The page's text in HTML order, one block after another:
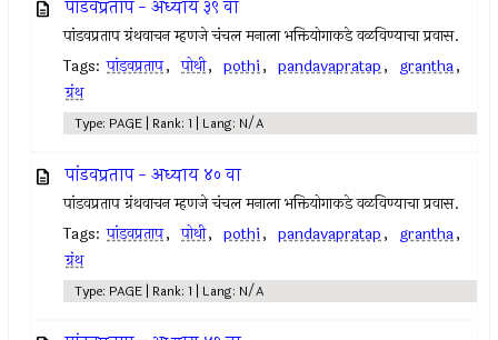
पांडवप्रताप - अध्याय ३९ वा
पांडवप्रताप ग्रंथवाचन म्हणजे चंचल मनाला भक्तियोगाकडे वळविण्याचा प्रवास.
Tags: पांडवप्रताप, पोथी, pothi, pandavapratap, grantha,
ग्रंथ
Type: PAGE | Rank: 1 | Lang: N/A
पांडवप्रताप - अध्याय ४० वा
पांडवप्रताप ग्रंथवाचन म्हणजे चंचल मनाला भक्तियोगाकडे वळविण्याचा प्रवास.
Tags: पांडवप्रताप, पोथी, pothi, pandavapratap, grantha,
ग्रंथ
Type: PAGE | Rank: 1 | Lang: N/A